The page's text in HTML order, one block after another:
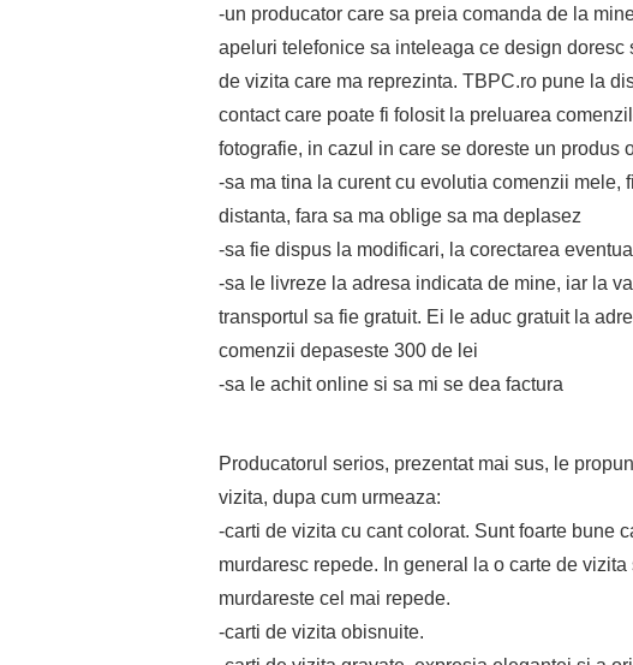
-un producator care sa preia comanda de la
apeluri telefonice sa inteleaga ce design doresc
de vizita care ma reprezinta. TBPC.ro pune la
contact care poate fi folosit la preluarea
fotografie, in cazul in care se doreste un produs
-sa ma tina la curent cu evolutia comenzii mele,
distanta, fara sa ma oblige sa ma deplasez
-sa fie dispus la modificari, la corectarea
-sa le livreze la adresa indicata de mine, iar la
transportul sa fie gratuit. Ei le aduc gratuit la
comenzii depaseste 300 de lei
-sa le achit online si sa mi se dea factura
Producatorul serios, prezentat mai sus, le
vizita, dupa cum urmeaza:
-carti de vizita cu cant colorat. Sunt foarte bune
murdaresc repede. In general la o carte de
murdareste cel mai repede.
-carti de vizita obisnuite.